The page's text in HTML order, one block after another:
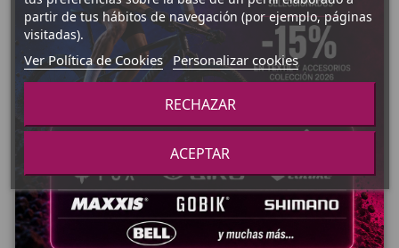
Envío Gratuito (+70€) Marcas TOP
partir de tus hábitos de navegación (por ejemplo, páginas
visitadas).
Ver Política de Cookies Personalizar cookies
RECHAZAR
ACEPTAR